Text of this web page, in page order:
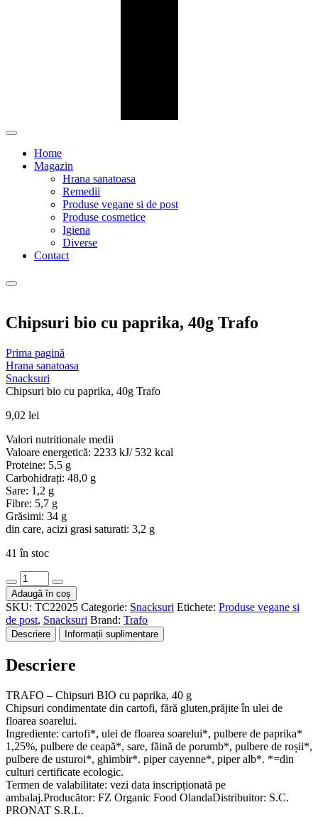
Home
Magazin
Hrana sanatoasa
Remedii
Produse vegane si de post
Produse cosmetice
Igiena
Diverse
Contact
Chipsuri bio cu paprika, 40g Trafo
Prima pagină
Hrana sanatoasa
Snacksuri
Chipsuri bio cu paprika, 40g Trafo
9,02 lei
Valori nutritionale medii
Valoare energetică: 2233 kJ/ 532 kcal
Proteine: 5,5 g
Carbohidrați: 48,0 g
Sare: 1,2 g
Fibre: 5,7 g
Grăsimi: 34 g
din care, acizi grasi saturati: 3,2 g
41 în stoc
Cantitate
Chipsuri
bio
cu
paprika,
40g
Adaugă în coș
SKU: TC22025 Categorie: Snacksuri Etichete: Produse vegane si
de post, Snacksuri Brand: Trafo
Descriere Informații suplimentare
Descriere
TRAFO – Chipsuri BIO cu paprika, 40 g
Chipsuri condimentate din cartofi, fără gluten,prăjite în ulei de
floarea soarelui.
Ingrediente: cartofi*, ulei de floarea soarelui*, pulbere de paprika*
1,25%, pulbere de ceapă*, sare, făină de porumb*, pulbere de roșii*,
pulbere de usturoi*, ghimbir*. piper cayenne*, piper alb*. *=din
culturi certificate ecologic.
Termen de valabilitate: vezi data inscripționată pe
ambalaj.Producător: FZ Organic Food OlandaDistribuitor: S.C.
PRONAT S.R.L.